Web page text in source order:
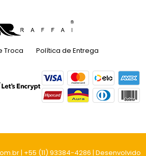
Troca Política de Entrega
| +55 (11) 93384-4286 | Desenvolvido